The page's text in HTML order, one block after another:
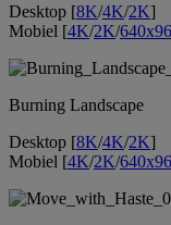
Desktop [8K/4K/2K]
Mobiel [4K/2K/
Burning Landscape
Desktop [8K/4K/2K]
Mobiel [4K/2K/